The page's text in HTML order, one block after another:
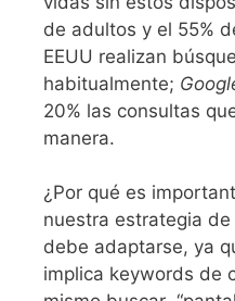
de adultos y el 55%
EEUU realizan
habitualmente;
20% las consultas
manera.
¿Por qué es
nuestra estrategia de
debe adaptarse, ya
implica keywords de